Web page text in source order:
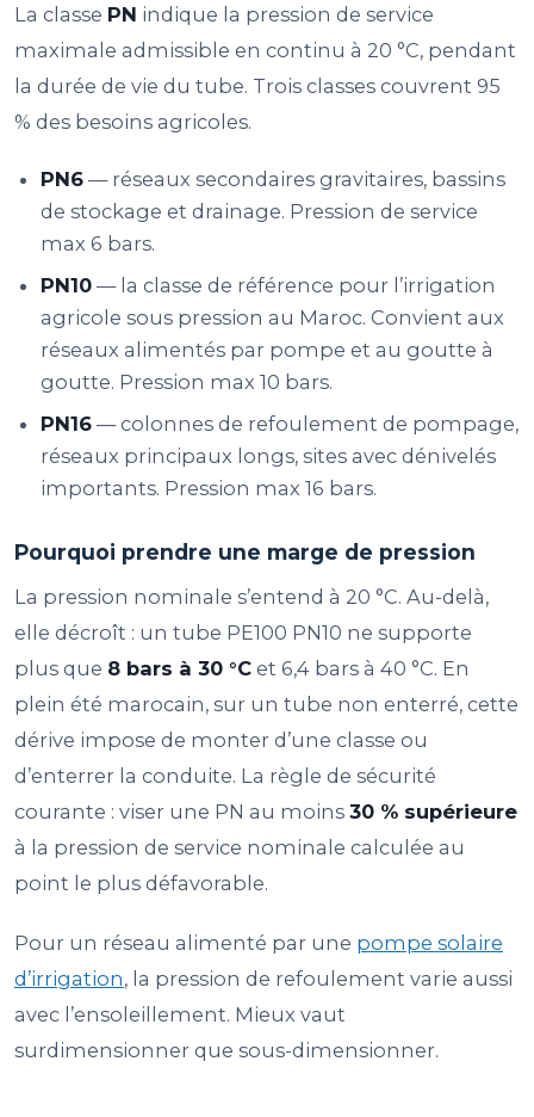
La classe PN indique la pression de service
maximale admissible en continu à 20 °C, pendant
la durée de vie du tube. Trois classes couvrent 95
% des besoins agricoles.
PN6 — réseaux secondaires gravitaires, bassins
de stockage et drainage. Pression de service
max 6 bars.
PN10 — la classe de référence pour l’irrigation
agricole sous pression au Maroc. Convient aux
réseaux alimentés par pompe et au goutte à
goutte. Pression max 10 bars.
PN16 — colonnes de refoulement de pompage,
réseaux principaux longs, sites avec dénivelés
importants. Pression max 16 bars.
Pourquoi prendre une marge de pression
La pression nominale s’entend à 20 °C. Au-delà,
elle décroît : un tube PE100 PN10 ne supporte
plus que 8 bars à 30 °C et 6,4 bars à 40 °C. En
plein été marocain, sur un tube non enterré, cette
dérive impose de monter d’une classe ou
d’enterrer la conduite. La règle de sécurité
courante : viser une PN au moins 30 % supérieure
à la pression de service nominale calculée au
point le plus défavorable.
Pour un réseau alimenté par une pompe solaire
d’irrigation, la pression de refoulement varie aussi
avec l’ensoleillement. Mieux vaut
surdimensionner que sous-dimensionner.